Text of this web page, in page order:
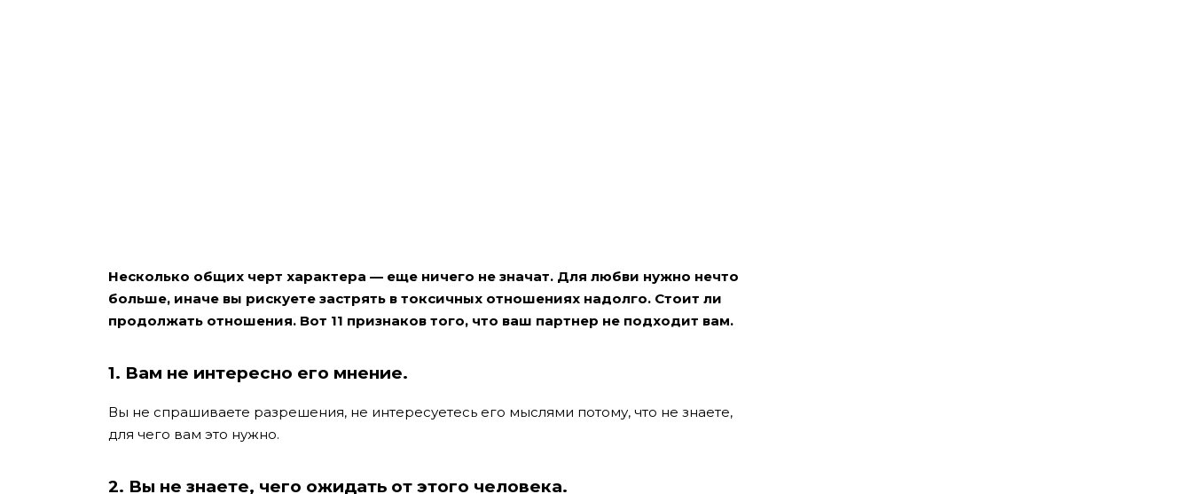
Несколько общих черт характера — еще ничего не значат. Для любви нужно нечто
больше, иначе вы рискуете застрять в токсичных отношениях надолго. Стоит ли
продолжать отношения. Вот 11 признаков того, что ваш партнер не подходит вам.
1. Вам не интересно его мнение.
Вы не спрашиваете разрешения, не интересуетесь его мыслями потому, что не знаете,
для чего вам это нужно.
2. Вы не знаете, чего ожидать от этого человека.